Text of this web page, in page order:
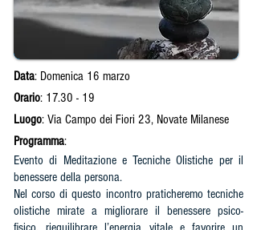
Data: Domenica 16 marzo
Orario: 17.30 - 19
Luogo: Via Campo dei Fiori 23, Novate Milanese
Programma:
Evento di Meditazione e Tecniche Olistiche per il
benessere della persona.
Nel corso di questo incontro praticheremo tecniche
olistiche mirate a migliorare il benessere psico-